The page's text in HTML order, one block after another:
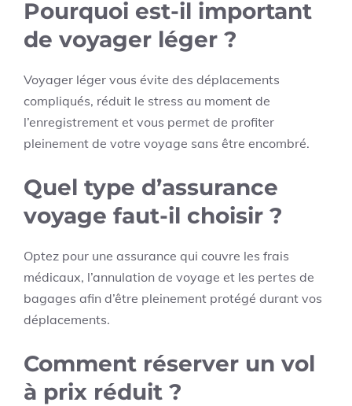
Pourquoi est-il important
de voyager léger ?
Voyager léger vous évite des déplacements
compliqués, réduit le stress au moment de
l’enregistrement et vous permet de profiter
pleinement de votre voyage sans être encombré.
Quel type d’assurance
voyage faut-il choisir ?
Optez pour une assurance qui couvre les frais
médicaux, l’annulation de voyage et les pertes de
bagages afin d’être pleinement protégé durant vos
déplacements.
Comment réserver un vol
à prix réduit ?